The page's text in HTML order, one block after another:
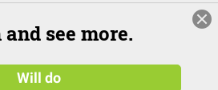
see more.
Will do